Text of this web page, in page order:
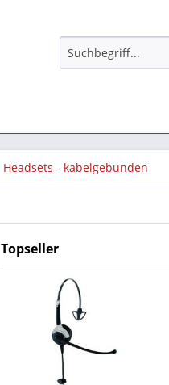
Headsets - kabelgebunden
Topseller